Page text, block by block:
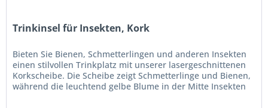
Trinkinsel für Insekten, Kork
Bieten Sie Bienen, Schmetterlingen und anderen Insekten
einen stilvollen Trinkplatz mit unserer lasergeschnittenen
Korkscheibe. Die Scheibe zeigt Schmetterlinge und Bienen,
während die leuchtend gelbe Blume in der Mitte Insekten